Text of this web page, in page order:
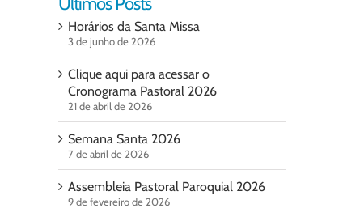
Horários da Santa Missa
3 de junho de 2026
Clique aqui para acessar o
Cronograma Pastoral 2026
21 de abril de 2026
Semana Santa 2026
7 de abril de 2026
Assembleia Pastoral Paroquial 2026
9 de fevereiro de 2026